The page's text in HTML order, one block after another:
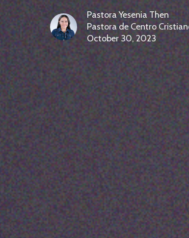
Pastora Yesenia Then
Pastora de Centro
October 30, 2023